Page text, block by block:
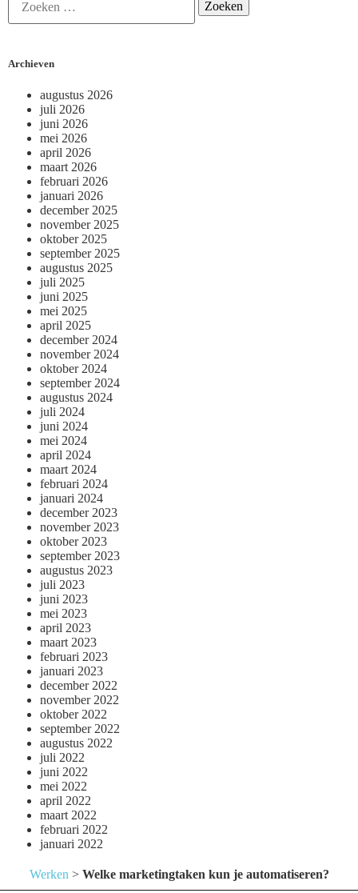
Archieven
augustus 2026
juli 2026
juni 2026
mei 2026
april 2026
maart 2026
februari 2026
januari 2026
december 2025
november 2025
oktober 2025
september 2025
augustus 2025
juli 2025
juni 2025
mei 2025
april 2025
december 2024
november 2024
oktober 2024
september 2024
augustus 2024
juli 2024
juni 2024
mei 2024
april 2024
maart 2024
februari 2024
januari 2024
december 2023
november 2023
oktober 2023
september 2023
augustus 2023
juli 2023
juni 2023
mei 2023
april 2023
maart 2023
februari 2023
januari 2023
december 2022
november 2022
oktober 2022
september 2022
augustus 2022
juli 2022
juni 2022
mei 2022
april 2022
maart 2022
februari 2022
januari 2022
Werken > Welke marketingtaken kun je automatiseren?